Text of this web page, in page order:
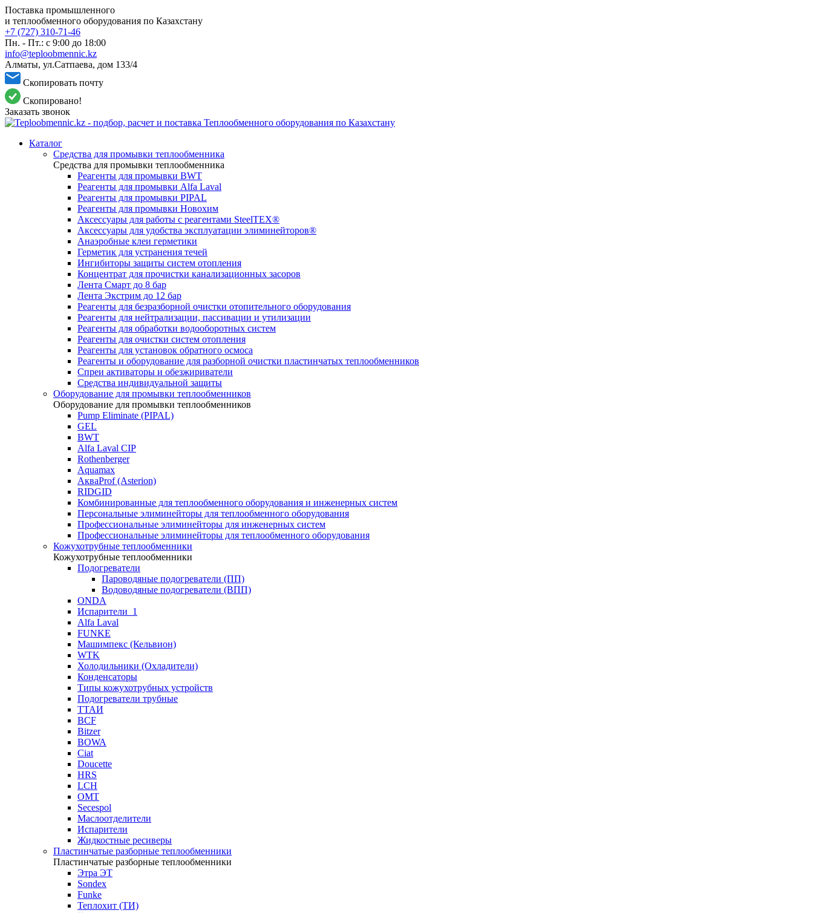
Поставка промышленного
и теплообменного оборудования по Казахстану
+7 (727) 310-71-46
Пн. - Пт.: с 9:00 до 18:00
info@teploobmennic.kz
Алматы, ул.Сатпаева, дом 133/4
Скопировать почту
Скопировано!
Заказать звонок
Каталог
Средства для промывки теплообменника
Средства для промывки теплообменника
Реагенты для промывки BWT
Реагенты для промывки Alfa Laval
Реагенты для промывки PIPAL
Реагенты для промывки Новохим
Аксессуары для работы с реагентами SteelTEX®
Аксессуары для удобства эксплуатации элиминейторов®
Анаэробные клеи герметики
Герметик для устранения течей
Ингибиторы защиты систем отопления
Концентрат для прочистки канализационных засоров
Лента Смарт до 8 бар
Лента Экстрим до 12 бар
Реагенты для безразборной очистки отопительного оборудования
Реагенты для нейтрализации, пассивации и утилизации
Реагенты для обработки водооборотных систем
Реагенты для очистки систем отопления
Реагенты для установок обратного осмоса
Реагенты и оборудование для разборной очистки пластинчатых теплообменников
Спреи активаторы и обезжириватели
Средства индивидуальной защиты
Оборудование для промывки теплообменников
Оборудование для промывки теплообменников
Pump Eliminate (PIPAL)
GEL
BWT
Alfa Laval CIP
Rothenberger
Aquamax
АкваProf (Asterion)
RIDGID
Комбинированные для теплообменного оборудования и инженерных систем
Персональные элиминейторы для теплообменного оборудования
Профессиональные элиминейторы для инженерных систем
Профессиональные элиминейторы для теплообменного оборудования
Кожухотрубные теплообменники
Кожухотрубные теплообменники
Подогреватели
Пароводяные подогреватели (ПП)
Водоводяные подогреватели (ВПП)
ONDA
Испарители_1
Alfa Laval
FUNKE
Машимпекс (Кельвион)
WTK
Холодильники (Охладители)
Конденсаторы
Типы кожухотрубных устройств
Подогреватели трубные
ТТАИ
BCF
Bitzer
BOWA
Ciat
Doucette
HRS
LCH
OMT
Secespol
Маслоотделители
Испарители
Жидкостные ресиверы
Пластинчатые разборные теплообменники
Пластинчатые разборные теплообменники
Этра ЭТ
Sondex
Funke
Теплохит (ТИ)